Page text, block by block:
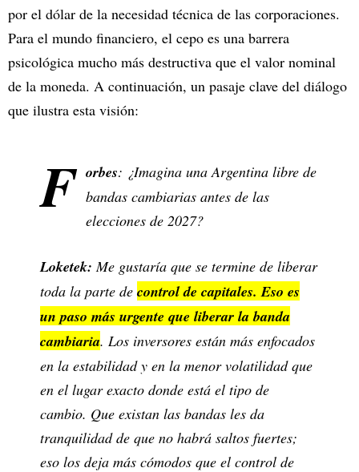
por el dólar de la necesidad técnica de las corporaciones.
Para el mundo financiero, el cepo es una barrera
psicológica mucho más destructiva que el valor nominal
de la moneda. A continuación, un pasaje clave del diálogo
que ilustra esta visión:
F orbes: ¿Imagina una Argentina libre de
bandas cambiarias antes de las
elecciones de 2027?
Loketek: Me gustaría que se termine de liberar
toda la parte de control de capitales. Eso es
un paso más urgente que liberar la banda
cambiaria. Los inversores están más enfocados
en la estabilidad y en la menor volatilidad que
en el lugar exacto donde está el tipo de
cambio. Que existan las bandas les da
tranquilidad de que no habrá saltos fuertes;
eso los deja más cómodos que el control de